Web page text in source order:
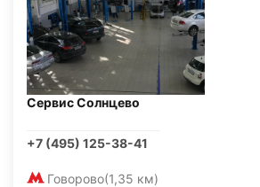
Сервис Солнцево
+7 (495) 125-38-41
Говорово(1,35 км)